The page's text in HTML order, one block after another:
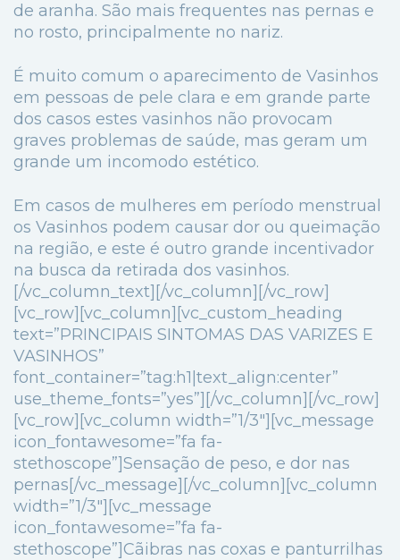
de aranha. São mais frequentes nas pernas e
no rosto, principalmente no nariz.
É muito comum o aparecimento de Vasinhos
em pessoas de pele clara e em grande parte
dos casos estes vasinhos não provocam
graves problemas de saúde, mas geram um
grande um incomodo estético.
Em casos de mulheres em período menstrual
os Vasinhos podem causar dor ou queimação
na região, e este é outro grande incentivador
na busca da retirada dos vasinhos.
[/vc_column_text][/vc_column][/vc_row]
[vc_row][vc_column][vc_custom_heading
text=”PRINCIPAIS SINTOMAS DAS VARIZES E
VASINHOS”
font_container=”tag:h1|text_align:center”
use_theme_fonts=”yes”][/vc_column][/vc_row]
[vc_row][vc_column width=”1/3″][vc_message
icon_fontawesome=”fa fa-
stethoscope”]Sensação de peso, e dor nas
pernas[/vc_message][/vc_column][vc_column
width=”1/3″][vc_message
icon_fontawesome=”fa fa-
stethoscope”]Cãibras nas coxas e panturrilhas